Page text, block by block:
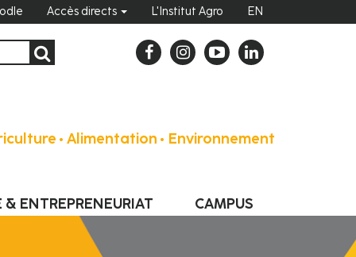
Accès directs L'Institut Agro EN
• Alimentation • Environnement
& ENTREPRENEURIAT CAMPUS